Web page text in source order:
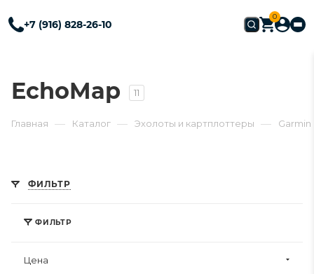
+7 (916) 828-26-10
0
EchoMap 11
Главная — Каталог — Эхолоты и картплоттеры — Garmin
ФИЛЬТР
ФИЛЬТР
Цена